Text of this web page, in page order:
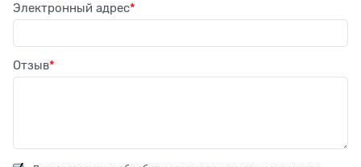
Электронный адрес
Отзыв